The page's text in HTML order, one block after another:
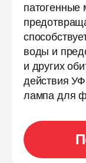
патогенные
воды и
и других
действия
лампа для